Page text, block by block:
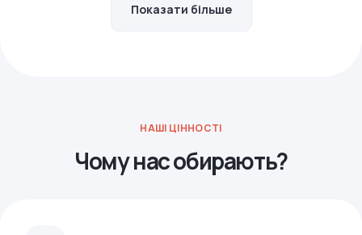
Показати більше
НАШІ ЦІННОСТІ
Чому нас обирають?